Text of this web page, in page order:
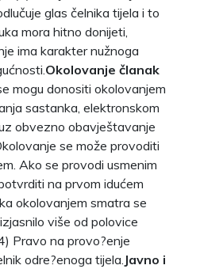
glas čelnika tijela i to
mora hitno donijeti,
ima karakter nužnoga
Okolovanje članak
mogu donositi okolovanjem
sastanka, elektronskom
obvezno obavještavanje
se može provoditi
Ako se provodi usmenim
na prvom idućem
okolovanjem smatra se
više od polovice
Pravo na provo?enje
odre?enoga tijela. Javno i